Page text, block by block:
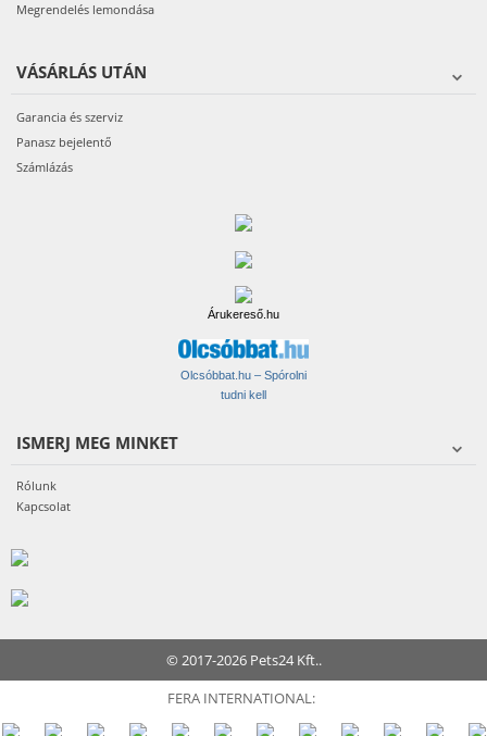
Megrendelés lemondása
VÁSÁRLÁS UTÁN
Garancia és szerviz
Panasz bejelentő
Számlázás
Árukereső.hu
Olcsóbbat.hu – Spórolni
tudni kell
ISMERJ MEG MINKET
Rólunk
Kapcsolat
© 2017-2026 Pets24 Kft..
FERA INTERNATIONAL: